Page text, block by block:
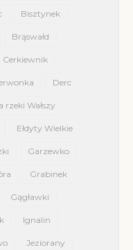
Bisztynek
Brąswałd
Cerkiewnik
Derc
rzeki Wałszy
Ełdyty Wielkie
Garzewko
Grabinek
Gągławki
Ignalin
Jeziorany